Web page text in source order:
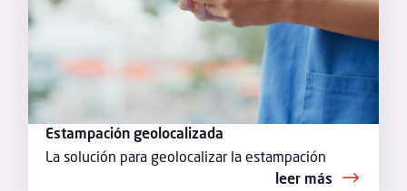
Estampación geolocalizada
La solución para geolocalizar la estampación
leer más